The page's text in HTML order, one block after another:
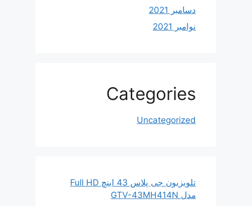
دسامبر 2021
نوامبر 2021
Categories
Uncategorized
تلویزیون جی پلاس 43 اینچ Full HD
مدل GTV-43MH414N